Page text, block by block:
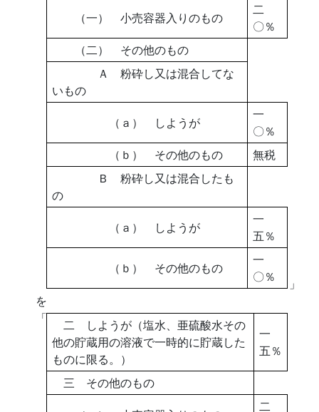
（一） 小売容器入りのもの
二
〇％
（二） その他のもの
Ａ 粉砕し又は混合してな
いもの
（ａ） しようが
一
〇％
（ｂ） その他のもの
無税
Ｂ 粉砕し又は混合したも
の
（ａ） しようが
一
五％
（ｂ） その他のもの
一
〇％
」
を
「
二 しようが（塩水、亜硫酸水その
他の貯蔵用の溶液で一時的に貯蔵した
ものに限る。）
一
五％
三 その他のもの
二